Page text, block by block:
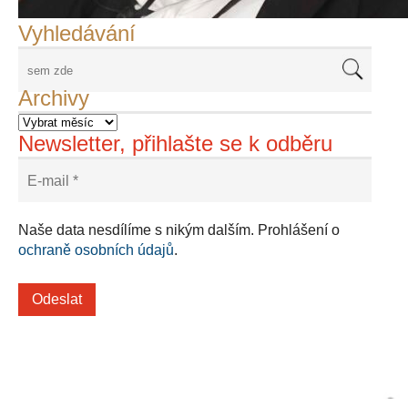
Vyhledávání
Archivy
Newsletter, přihlašte se k odběru
Naše data nesdílíme s nikým dalším. Prohlášení o
ochraně osobních údajů.